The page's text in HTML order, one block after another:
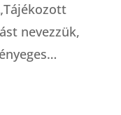
nevezzük,